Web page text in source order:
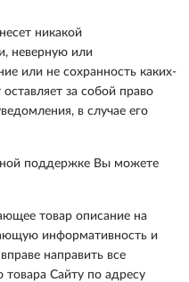
никакой
неверную или
или не сохранность каких-
за собой право
в случае его
поддержке Вы можете
товар описание на
информативность и
направить все
Сайту по адресу